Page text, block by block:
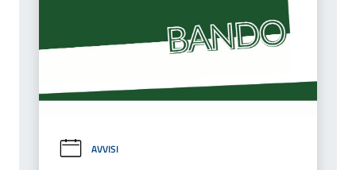
AVVISI